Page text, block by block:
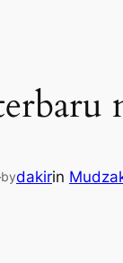
bydakirin